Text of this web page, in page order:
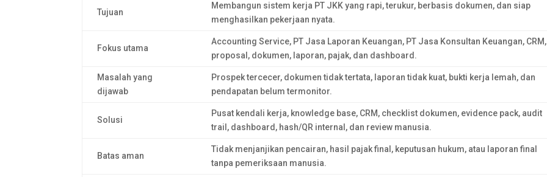
Tujuan
Membangun sistem kerja PT JKK yang rapi, terukur, berbasis dokumen, dan siap
menghasilkan pekerjaan nyata.
Fokus utama
Accounting Service, PT Jasa Laporan Keuangan, PT Jasa Konsultan Keuangan, CRM,
proposal, dokumen, laporan, pajak, dan dashboard.
Masalah yang
dijawab
Prospek tercecer, dokumen tidak tertata, laporan tidak kuat, bukti kerja lemah, dan
pendapatan belum termonitor.
Solusi
Pusat kendali kerja, knowledge base, CRM, checklist dokumen, evidence pack, audit
trail, dashboard, hash/QR internal, dan review manusia.
Batas aman
Tidak menjanjikan pencairan, hasil pajak final, keputusan hukum, atau laporan final
tanpa pemeriksaan manusia.